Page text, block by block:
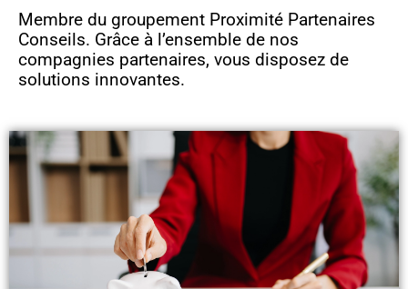
Membre du groupement Proximité Partenaires
Conseils. Grâce à l’ensemble de nos
compagnies partenaires, vous disposez de
solutions innovantes.